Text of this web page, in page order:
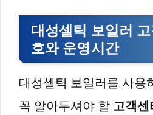
대성셀틱 보일러
호와 운영시간
대성셀틱 보일러를 사용
꼭 알아두셔야 할 고객